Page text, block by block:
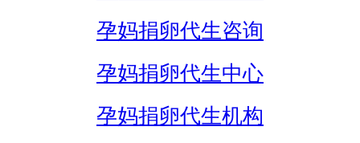
孕妈捐卵代生咨询
孕妈捐卵代生中心
孕妈捐卵代生机构